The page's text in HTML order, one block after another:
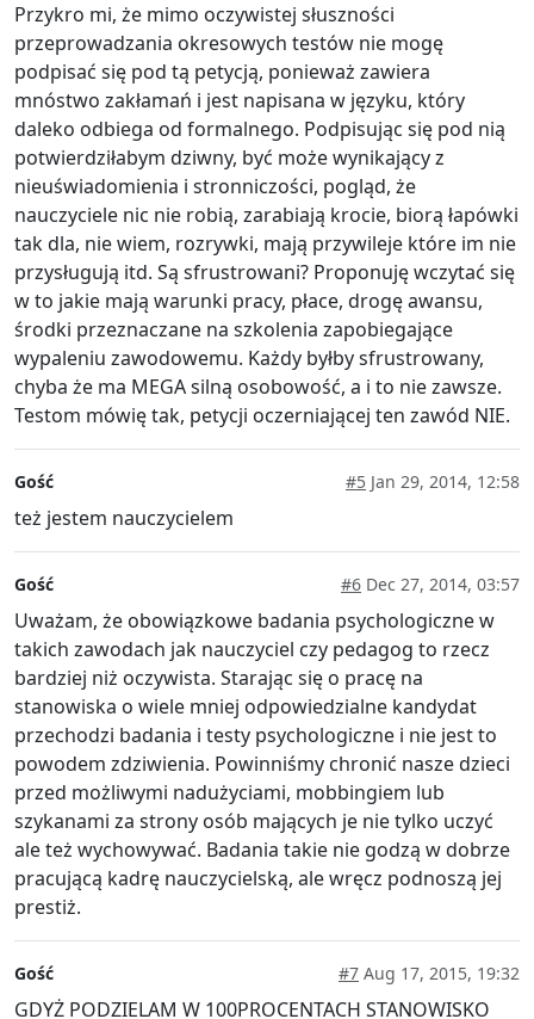
Przykro mi, że mimo oczywistej słuszności
przeprowadzania okresowych testów nie mogę
podpisać się pod tą petycją, ponieważ zawiera
mnóstwo zakłamań i jest napisana w języku, który
daleko odbiega od formalnego. Podpisując się pod nią
potwierdziłabym dziwny, być może wynikający z
nieuświadomienia i stronniczości, pogląd, że
nauczyciele nic nie robią, zarabiają krocie, biorą łapówki
tak dla, nie wiem, rozrywki, mają przywileje które im nie
przysługują itd. Są sfrustrowani? Proponuję wczytać się
w to jakie mają warunki pracy, płace, drogę awansu,
środki przeznaczane na szkolenia zapobiegające
wypaleniu zawodowemu. Każdy byłby sfrustrowany,
chyba że ma MEGA silną osobowość, a i to nie zawsze.
Testom mówię tak, petycji oczerniającej ten zawód NIE.
Gość #5 Jan 29, 2014, 12:58
też jestem nauczycielem
Gość #6 Dec 27, 2014, 03:57
Uważam, że obowiązkowe badania psychologiczne w
takich zawodach jak nauczyciel czy pedagog to rzecz
bardziej niż oczywista. Starając się o pracę na
stanowiska o wiele mniej odpowiedzialne kandydat
przechodzi badania i testy psychologiczne i nie jest to
powodem zdziwienia. Powinniśmy chronić nasze dzieci
przed możliwymi nadużyciami, mobbingiem lub
szykanami za strony osób mających je nie tylko uczyć
ale też wychowywać. Badania takie nie godzą w dobrze
pracującą kadrę nauczycielską, ale wręcz podnoszą jej
prestiż.
Gość #7 Aug 17, 2015, 19:32
GDYŻ PODZIELAM W 100PROCENTACH STANOWISKO